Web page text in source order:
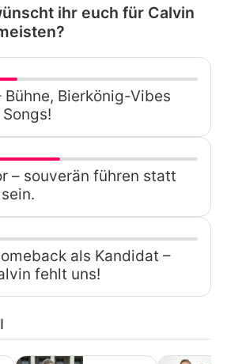
ihr euch für Calvin
Bühne, Bierkönig-Vibes
– souverän führen statt
als Kandidat –
fehlt uns!